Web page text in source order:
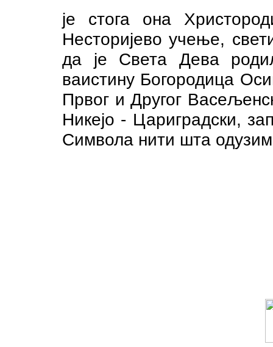
је стога она
Несторијево учење,
да је Света Дева
ваистину Богородица
Првог и Другог
Никејо - Цариградски,
Символа нити шта